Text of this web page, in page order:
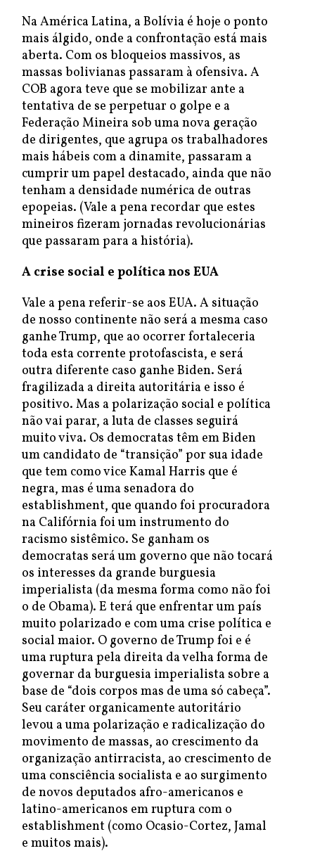
Na América Latina, a Bolívia é hoje o ponto
mais álgido, onde a confrontação está mais
aberta. Com os bloqueios massivos, as
massas bolivianas passaram à ofensiva. A
COB agora teve que se mobilizar ante a
tentativa de se perpetuar o golpe e a
Federação Mineira sob uma nova geração
de dirigentes, que agrupa os trabalhadores
mais hábeis com a dinamite, passaram a
cumprir um papel destacado, ainda que não
tenham a densidade numérica de outras
epopeias. (Vale a pena recordar que estes
mineiros fizeram jornadas revolucionárias
que passaram para a história).
A crise social e política nos EUA
Vale a pena referir-se aos EUA. A situação
de nosso continente não será a mesma caso
ganhe Trump, que ao ocorrer fortaleceria
toda esta corrente protofascista, e será
outra diferente caso ganhe Biden. Será
fragilizada a direita autoritária e isso é
positivo. Mas a polarização social e política
não vai parar, a luta de classes seguirá
muito viva. Os democratas têm em Biden
um candidato de “transição” por sua idade
que tem como vice Kamal Harris que é
negra, mas é uma senadora do
establishment, que quando foi procuradora
na Califórnia foi um instrumento do
racismo sistêmico. Se ganham os
democratas será um governo que não tocará
os interesses da grande burguesia
imperialista (da mesma forma como não foi
o de Obama). E terá que enfrentar um país
muito polarizado e com uma crise política e
social maior. O governo de Trump foi e é
uma ruptura pela direita da velha forma de
governar da burguesia imperialista sobre a
base de “dois corpos mas de uma só cabeça”.
Seu caráter organicamente autoritário
levou a uma polarização e radicalização do
movimento de massas, ao crescimento da
organização antirracista, ao crescimento de
uma consciência socialista e ao surgimento
de novos deputados afro-americanos e
latino-americanos em ruptura com o
establishment (como Ocasio-Cortez, Jamal
e muitos mais).